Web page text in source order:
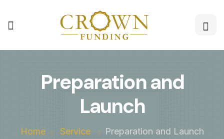
Preparation and
Launch
Home Service Preparation and Launch